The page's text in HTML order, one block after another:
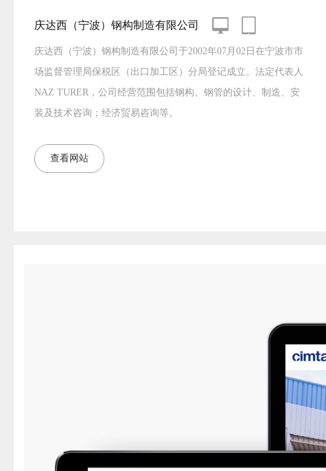
庆达西（宁波）钢构制造有限公司
庆达西（宁波）钢构制造有限公司于2002年07月02日在宁波市市
场监督管理局保税区（出口加工区）分局登记成立。法定代表人
NAZ TURER，公司经营范围包括钢构、钢管的设计、制造、安
装及技术咨询；经济贸易咨询等。
查看网站